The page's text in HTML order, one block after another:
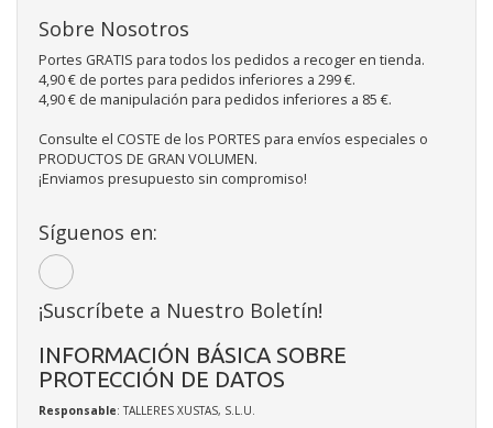
Sobre Nosotros
Portes GRATIS para todos los pedidos a recoger en tienda.
4,90 € de portes para pedidos inferiores a 299 €.
4,90 € de manipulación para pedidos inferiores a 85 €.
Consulte el COSTE de los PORTES para envíos especiales o
PRODUCTOS DE GRAN VOLUMEN.
¡Enviamos presupuesto sin compromiso!
Síguenos en:
¡Suscríbete a Nuestro Boletín!
INFORMACIÓN BÁSICA SOBRE
PROTECCIÓN DE DATOS
Responsable: TALLERES XUSTAS, S.L.U.